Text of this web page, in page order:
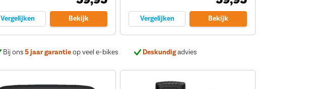
Vergelijken Bekijk Vergelijken Bekijk
Bij ons5 jaar garantieop veel e-bikes Deskundigadvies